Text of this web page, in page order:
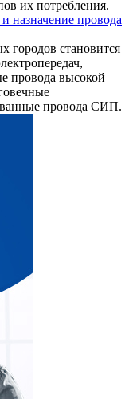
их потребления.
назначение провода
городов становится
провода высокой
провода СИП.